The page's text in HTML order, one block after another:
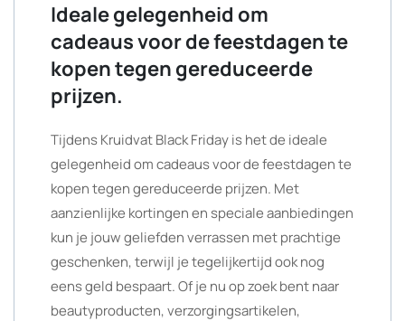
Ideale gelegenheid om
cadeaus voor de feestdagen te
kopen tegen gereduceerde
prijzen.
Tijdens Kruidvat Black Friday is het de ideale
gelegenheid om cadeaus voor de feestdagen te
kopen tegen gereduceerde prijzen. Met
aanzienlijke kortingen en speciale aanbiedingen
kun je jouw geliefden verrassen met prachtige
geschenken, terwijl je tegelijkertijd ook nog
eens geld bespaart. Of je nu op zoek bent naar
beautyproducten, verzorgingsartikelen,